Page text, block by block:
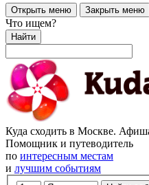
Открыть меню Закрыть меню
Что ищем?
Найти
Куда сходить в Москве.
Помощник и путеводитель
по интересным местам
и лучшим событиям